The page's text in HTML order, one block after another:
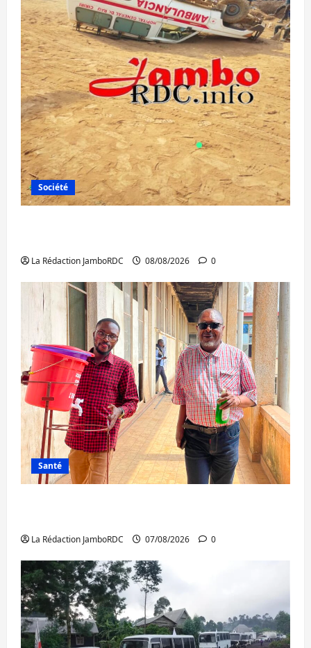
Société
La Rédaction JamboRDC 08/08/2026 0
Santé
La Rédaction JamboRDC 07/08/2026 0